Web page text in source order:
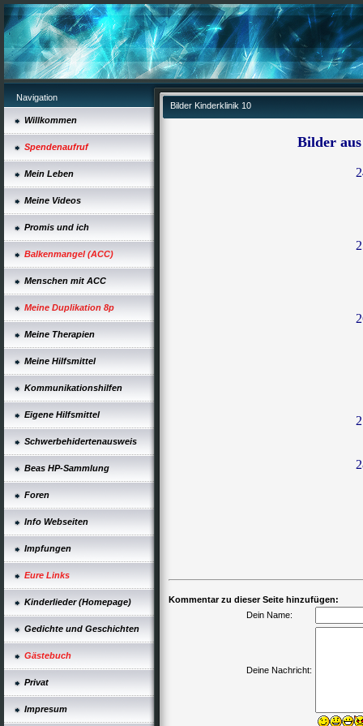
Navigation
Willkommen
Spendenaufruf
Mein Leben
Meine Videos
Promis und ich
Balkenmangel (ACC)
Menschen mit ACC
Meine Duplikation 8p
Meine Therapien
Meine Hilfsmittel
Kommunikationshilfen
Eigene Hilfsmittel
Schwerbehidertenausweis
Beas HP-Sammlung
Foren
Info Webseiten
Impfungen
Eure Links
Kinderlieder (Homepage)
Gedichte und Geschichten
Gästebuch
Privat
Impresum
Bilder Kinderklinik 10
Bilder
Kommentar zu dieser Seite hinzufügen:
Dein Name:
Deine Nachricht: